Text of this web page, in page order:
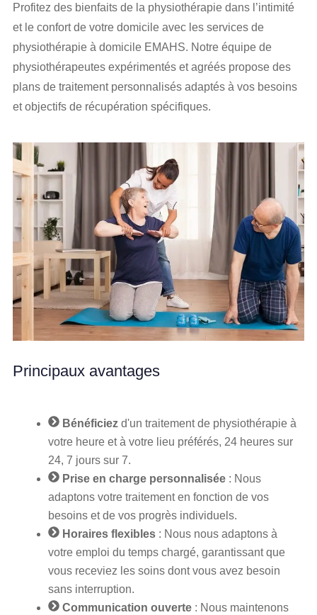
Profitez des bienfaits de la physiothérapie dans l’intimité
et le confort de votre domicile avec les services de
physiothérapie à domicile EMAHS. Notre équipe de
physiothérapeutes expérimentés et agréés propose des
plans de traitement personnalisés adaptés à vos besoins
et objectifs de récupération spécifiques.
Principaux avantages
Bénéficiez d'un traitement de physiothérapie à
votre heure et à votre lieu préférés, 24 heures sur
24, 7 jours sur 7.
Prise en charge personnalisée : Nous
adaptons votre traitement en fonction de vos
besoins et de vos progrès individuels.
Horaires flexibles : Nous nous adaptons à
votre emploi du temps chargé, garantissant que
vous receviez les soins dont vous avez besoin
sans interruption.
Communication ouverte : Nous maintenons